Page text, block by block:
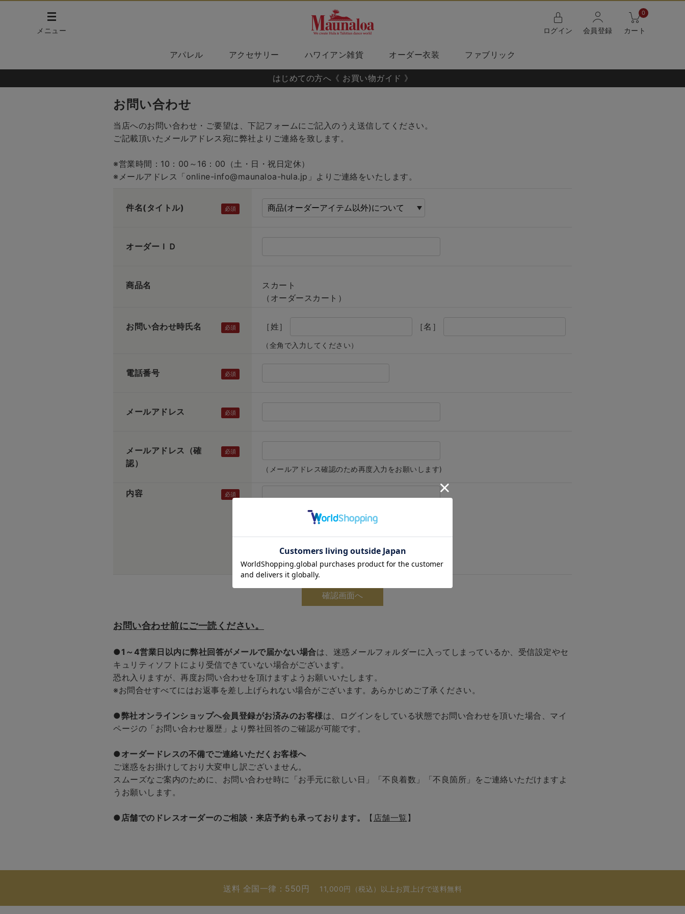
メニュー ログイン 会員登録
0
カート
アパレル アクセサリー ハワイアン雑貨 オーダー衣装 ファブリック
はじめての方へ《 お買い物ガイド 》
お問い合わせ
当店へのお問い合わせ・ご要望は、下記フォームにご記入のうえ送信してください。
ご記載頂いたメールアドレス宛に弊社よりご連絡を致します。
※営業時間：10：00～16：00（土・日・祝日定休）
※メールアドレス「online-info@maunaloa-hula.jp」よりご連絡をいたします。
件名(タイトル)
オーダーＩＤ
商品名
スカート
（オーダースカート）
お問い合わせ時氏名 ［姓］ ［名］
（全角で入力してください）
電話番号
メールアドレス
メールアドレス（確
認）
（メールアドレス確認のため再度入力をお願いします)
内容
お問い合わせ前にご一読ください。
●1～4営業日以内に弊社回答がメールで届かない場合は、迷惑メールフォルダーに入ってしまっているか、受信設定やセ
キュリティソフトにより受信できていない場合がございます。
恐れ入りますが、再度お問い合わせを頂けますようお願いいたします。
※お問合せすべてにはお返事を差し上げられない場合がございます。あらかじめご了承ください。
●弊社オンラインショップへ会員登録がお済みのお客様は、ログインをしている状態でお問い合わせを頂いた場合、マイ
ページの「お問い合わせ履歴」より弊社回答のご確認が可能です。
● オーダードレスの不備でご連絡いただくお客様へ
ご迷惑をお掛けしており大変申し訳ございません。
スムーズなご案内のために、お問い合わせ時に「お手元に欲しい日」「不良着数」「不良箇所」をご連絡いただけますよ
うお願いします。
● 店舗でのドレスオーダーのご相談・来店予約も承っております。 【 店舗一覧 】
送料 全国一律：550円 11,000円（税込）以上お買上げで送料無料